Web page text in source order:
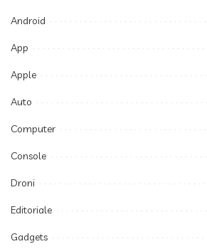
Android
App
Apple
Auto
Computer
Console
Droni
Editoriale
Gadgets